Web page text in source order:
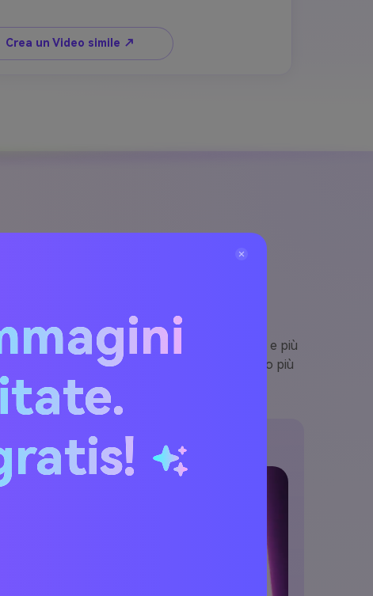
Crea un Video simile ↗
testo in un flusso di lavoro molto più veloce e più
di campagna in bozze video che sono più
formati brevi.
in movimento